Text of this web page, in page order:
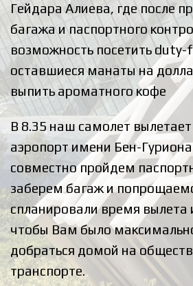
Гейдара Алиева, где после
багажа и паспортного
возможность посетить duty-
оставшиеся манаты на
выпить ароматного кофе
В 8.35 наш самолет
аэропорт имени Бен-
совместно пройдем
заберем багаж и
спланировали время вылета
чтобы Вам было
добраться домой на
транспорте.